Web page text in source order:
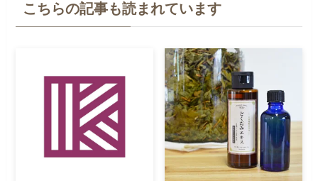
こちらの記事も読まれています